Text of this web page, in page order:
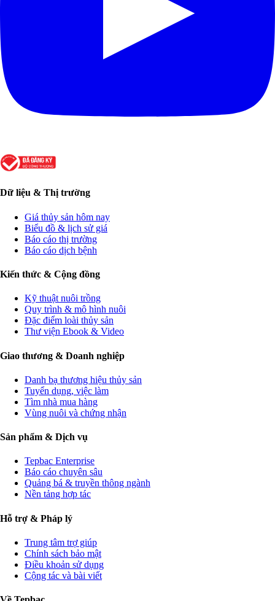
Dữ liệu & Thị trường
Giá thủy sản hôm nay
Biểu đồ & lịch sử giá
Báo cáo thị trường
Báo cáo dịch bệnh
Kiến thức & Cộng đồng
Kỹ thuật nuôi trồng
Quy trình & mô hình nuôi
Đặc điểm loài thủy sản
Thư viện Ebook & Video
Giao thương & Doanh nghiệp
Danh bạ thương hiệu thủy sản
Tuyển dụng, việc làm
Tìm nhà mua hàng
Vùng nuôi và chứng nhận
Sản phẩm & Dịch vụ
Tepbac Enterprise
Báo cáo chuyên sâu
Quảng bá & truyền thông ngành
Nền tảng hợp tác
Hỗ trợ & Pháp lý
Trung tâm trợ giúp
Chính sách bảo mật
Điều khoản sử dụng
Cộng tác và bài viết